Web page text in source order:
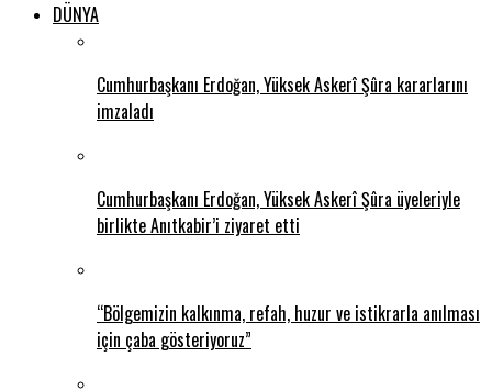
DÜNYA
Cumhurbaşkanı Erdoğan, Yüksek Askerî Şûra kararlarını
imzaladı
Cumhurbaşkanı Erdoğan, Yüksek Askerî Şûra üyeleriyle
birlikte Anıtkabir’i ziyaret etti
“Bölgemizin kalkınma, refah, huzur ve istikrarla anılması
için çaba gösteriyoruz”